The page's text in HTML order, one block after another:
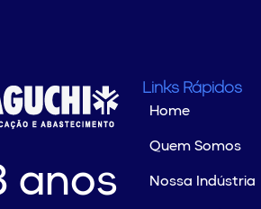
anos
Links Rápidos
Home
Quem Somos
Nossa Indústria